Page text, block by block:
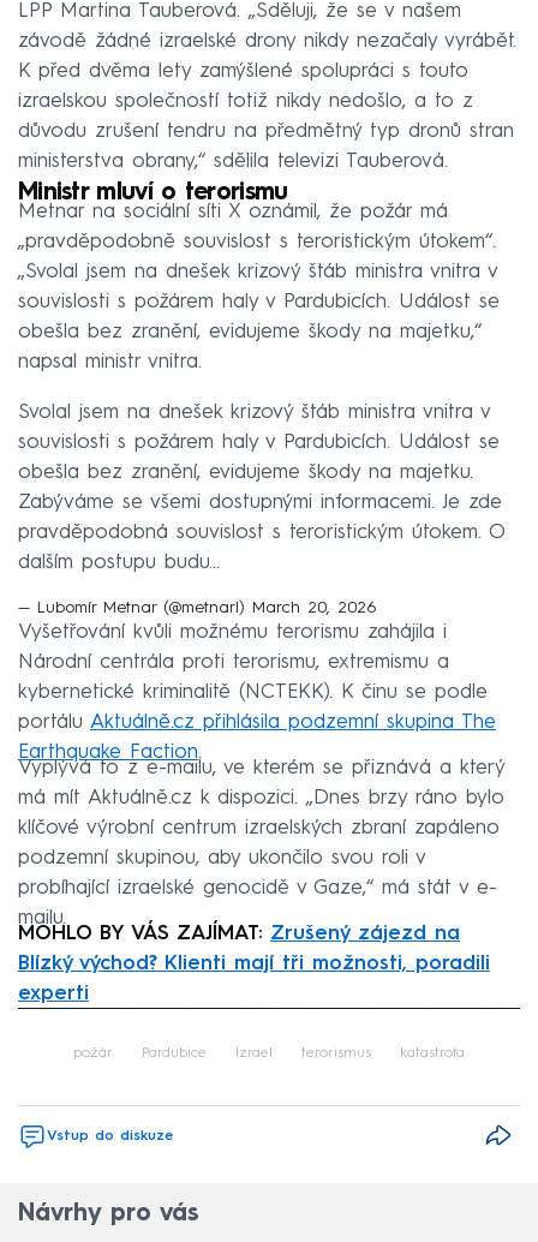
LPP Martina Tauberová. „Sděluji, že se v našem
závodě žádné izraelské drony nikdy nezačaly vyrábět.
K před dvěma lety zamýšlené spolupráci s touto
izraelskou společností totiž nikdy nedošlo, a to z
důvodu zrušení tendru na předmětný typ dronů stran
ministerstva obrany,“ sdělila televizi Tauberová.
Ministr mluví o terorismu
Metnar na sociální síti X oznámil, že požár má
„pravděpodobně souvislost s teroristickým útokem“.
„Svolal jsem na dnešek krizový štáb ministra vnitra v
souvislosti s požárem haly v Pardubicích. Událost se
obešla bez zranění, evidujeme škody na majetku,“
napsal ministr vnitra.
Svolal jsem na dnešek krizový štáb ministra vnitra v
souvislosti s požárem haly v Pardubicích. Událost se
obešla bez zranění, evidujeme škody na majetku.
Zabýváme se všemi dostupnými informacemi. Je zde
pravděpodobná souvislost s teroristickým útokem. O
dalším postupu budu…
— Lubomír Metnar (@metnarl) March 20, 2026
Vyšetřování kvůli možnému terorismu zahájila i
Národní centrála proti terorismu, extremismu a
kybernetické kriminalitě (NCTEKK). K činu se podle
portálu Aktuálně.cz přihlásila podzemní skupina The
Earthquake Faction.
Vyplývá to z e-mailu, ve kterém se přiznává a který
má mít Aktuálně.cz k dispozici. „Dnes brzy ráno bylo
klíčové výrobní centrum izraelských zbraní zapáleno
podzemní skupinou, aby ukončilo svou roli v
probíhající izraelské genocidě v Gaze,“ má stát v e-
mailu.
MOHLO BY VÁS ZAJÍMAT: Zrušený zájezd na
Blízký východ? Klienti mají tři možnosti, poradili
experti
požár Pardubice Izrael terorismus katastrofa
Vstup do diskuze
Návrhy pro vás